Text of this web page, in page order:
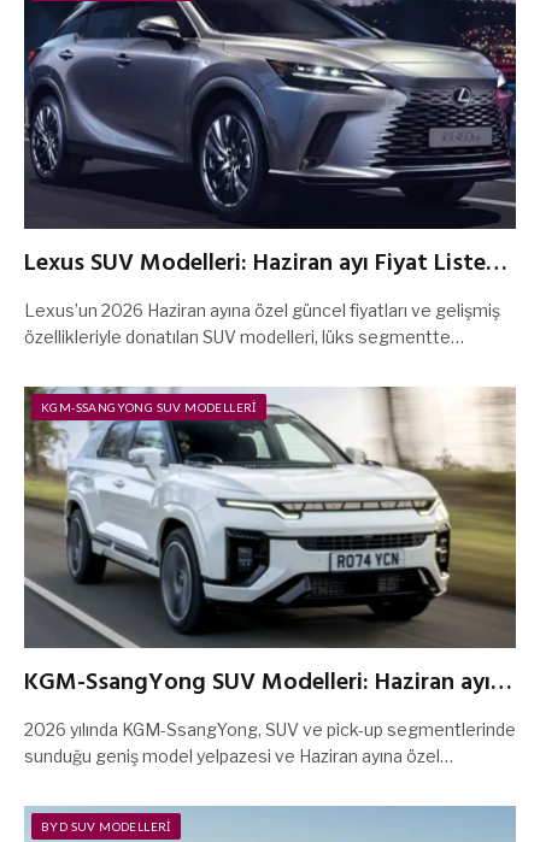
Lexus SUV Modelleri: Haziran ayı Fiyat Listesi
ve Kampanyaları 2026
Lexus’un 2026 Haziran ayına özel güncel fiyatları ve gelişmiş
özellikleriyle donatılan SUV modelleri, lüks segmentte…
KGM-SSANGYONG SUV MODELLERI
KGM-SsangYong SUV Modelleri: Haziran ayı
Fiyat Listesi ve Kampanyaları 2026
2026 yılında KGM-SsangYong, SUV ve pick-up segmentlerinde
sunduğu geniş model yelpazesi ve Haziran ayına özel…
BYD SUV MODELLERI